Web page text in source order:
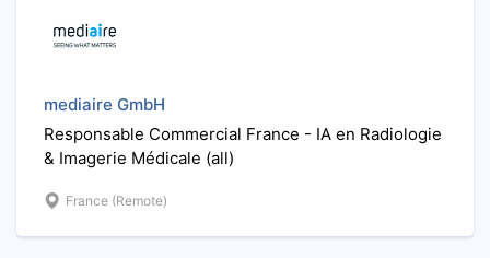
mediaire GmbH
Responsable Commercial France - IA en Radiologie
& Imagerie Médicale (all)
France (Remote)